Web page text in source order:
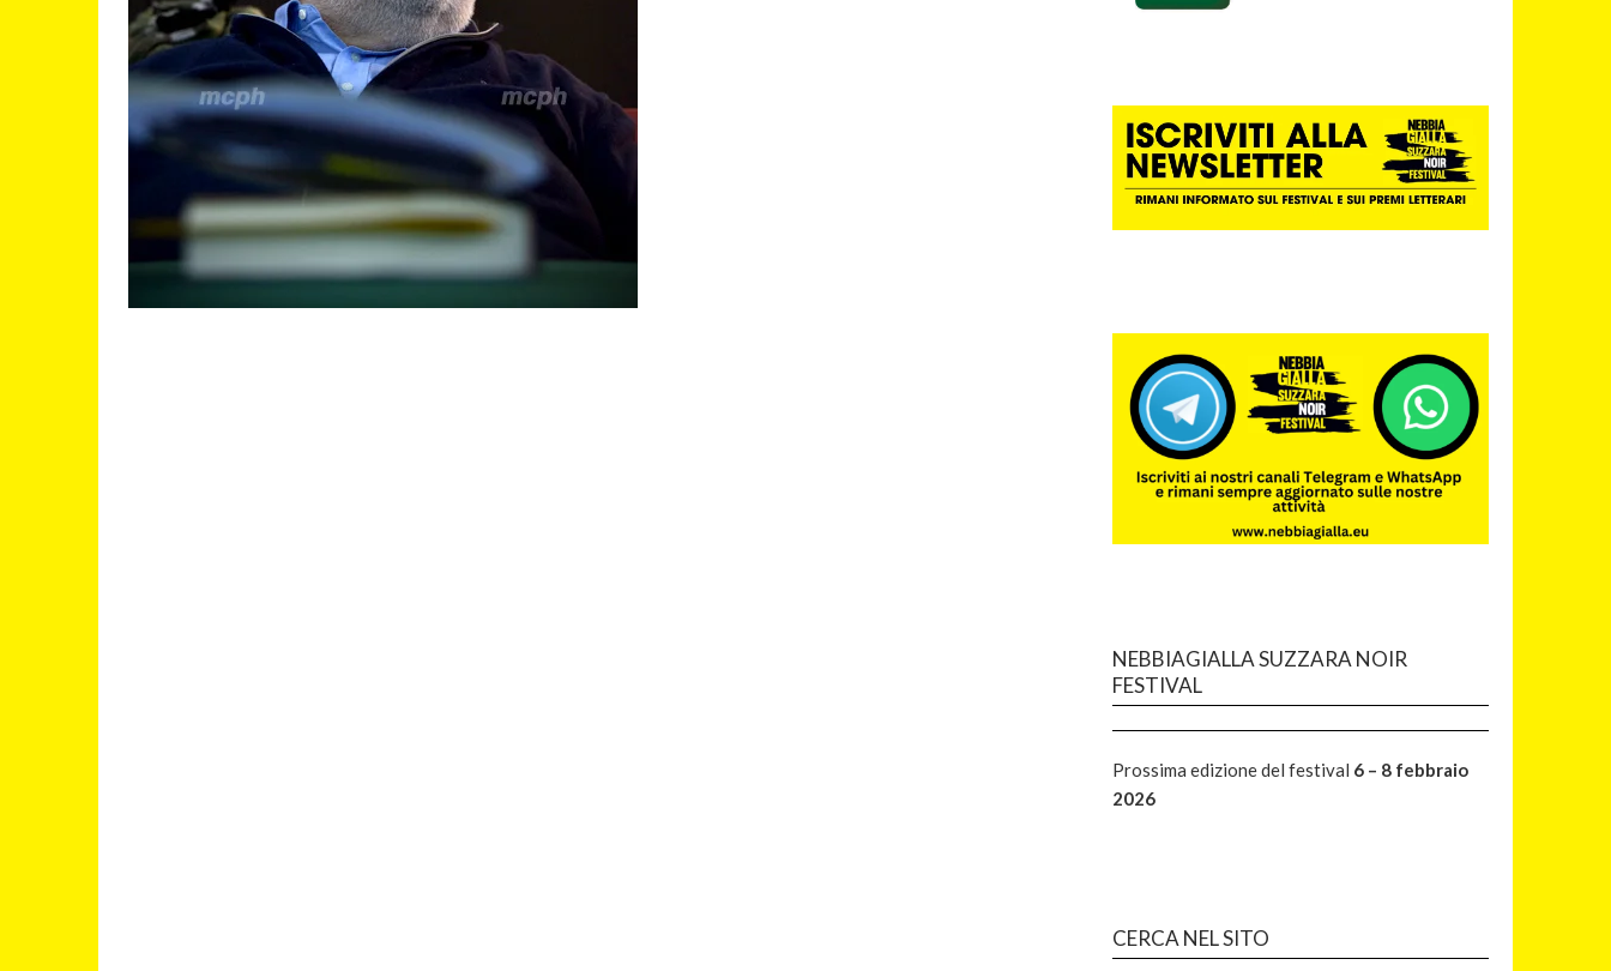
NEBBIAGIALLA SUZZARA NOIR
FESTIVAL
Prossima edizione del festival 6 – 8 febbraio
2026
CERCA NEL SITO